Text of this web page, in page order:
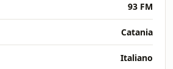
93 FM
Catania
Italiano